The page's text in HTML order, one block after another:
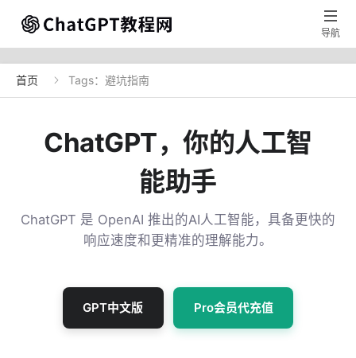

导航
首页  Tags：避坑指南
ChatGPT，你的人工智
能助手
ChatGPT 是 OpenAI 推出的AI人工智能，具备更快的
响应速度和更精准的理解能力。
GPT中文版 Pro会员代充值